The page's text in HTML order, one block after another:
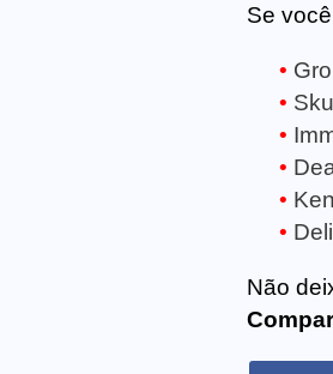
Se
Não